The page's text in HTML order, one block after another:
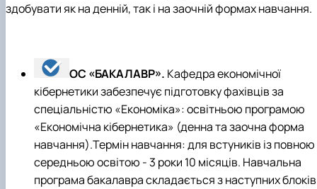
здобувати як на денній, так i на заочній формах навчання.
ОС «БАКАЛАВР». Кафедра економічної
кібернетики забезпечує підготовку фахівців за
спеціальністю «Економіка»: освітньою програмою
«Економічна кібернетика» (денна та заочна форма
навчання).Термін навчання: для встуників із повною
середньою освітою - 3 роки 10 місяців. Навчальна
програма бакалавра складається з наступних